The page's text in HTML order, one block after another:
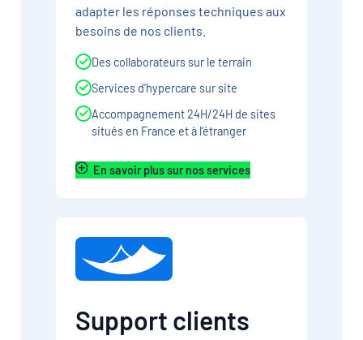
adapter les réponses techniques aux
besoins de nos clients.
Des collaborateurs sur le terrain
Services d’hypercare sur site
Accompagnement 24H/24H de sites
situés en France et à l’étranger
En savoir plus sur nos services
Support clients